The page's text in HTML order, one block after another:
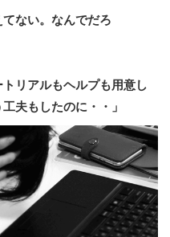
ない。なんでだろ
リアルもヘルプも用意し
夫もしたのに・・」